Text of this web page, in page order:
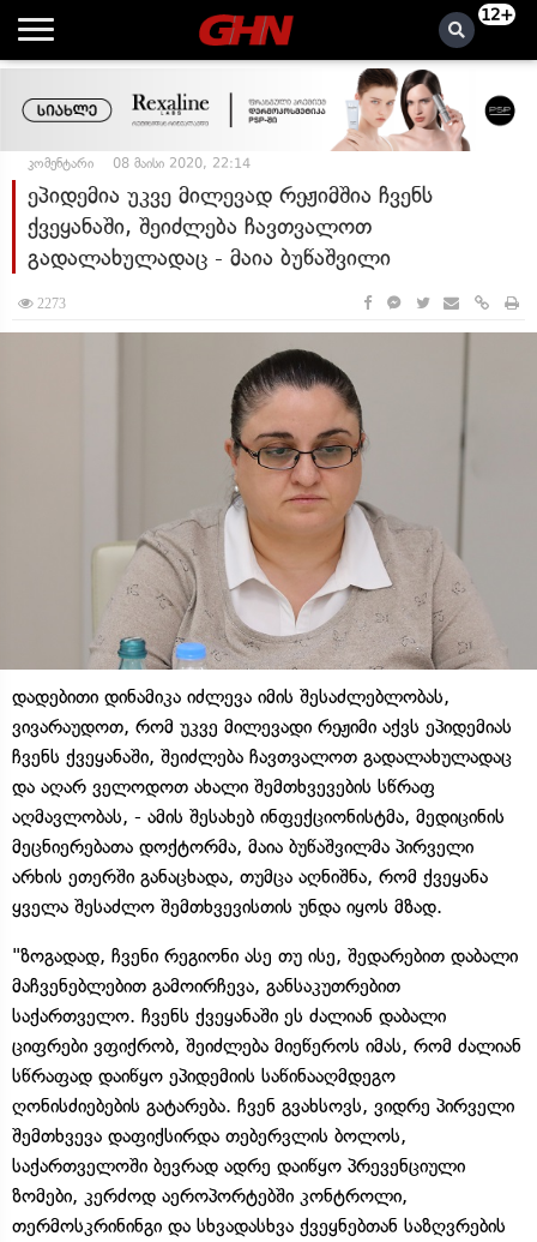
12+
კომენტარი 08 მაისი 2020, 22:14
ეპიდემია უკვე მილევად რეჟიმშია ჩვენს
ქვეყანაში, შეიძლება ჩავთვალოთ
გადალახულადაც - მაია ბუწაშვილი
2273
დადებითი დინამიკა იძლევა იმის შესაძლებლობას,
ვივარაუდოთ, რომ უკვე მილევადი რეჟიმი აქვს ეპიდემიას
ჩვენს ქვეყანაში, შეიძლება ჩავთვალოთ გადალახულადაც
და აღარ ველოდოთ ახალი შემთხვევების სწრაფ
აღმავლობას, - ამის შესახებ ინფექციონისტმა, მედიცინის
მეცნიერებათა დოქტორმა, მაია ბუწაშვილმა პირველი
არხის ეთერში განაცხადა, თუმცა აღნიშნა, რომ ქვეყანა
ყველა შესაძლო შემთხვევისთის უნდა იყოს მზად.
"ზოგადად, ჩვენი რეგიონი ასე თუ ისე, შედარებით დაბალი
მაჩვენებლებით გამოირჩევა, განსაკუთრებით
საქართველო. ჩვენს ქვეყანაში ეს ძალიან დაბალი
ციფრები ვფიქრობ, შეიძლება მიეწეროს იმას, რომ ძალიან
სწრაფად დაიწყო ეპიდემიის საწინააღმდეგო
ღონისძიებების გატარება. ჩვენ გვახსოვს, ვიდრე პირველი
შემთხვევა დაფიქსირდა თებერვლის ბოლოს,
საქართველოში ბევრად ადრე დაიწყო პრევენციული
ზომები, კერძოდ აეროპორტებში კონტროლი,
თერმოსკრინინგი და სხვადასხვა ქვეყნებთან საზღვრების